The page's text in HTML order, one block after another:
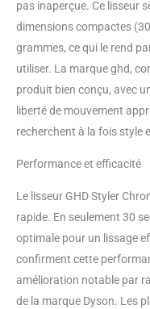
pas inaperçue. Ce lisseur
dimensions compactes
grammes, ce qui le rend
utiliser. La marque ghd,
produit bien conçu, avec
liberté de mouvement
recherchent à la fois style
Performance et efficacité
Le lisseur GHD Styler
rapide. En seulement 30
optimale pour un lissage
confirment cette
amélioration notable par
de la marque Dyson. Les